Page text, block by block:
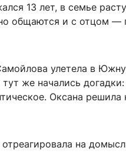
13 лет, в семье
общаются и с отцом —
улетела в
же начались
Оксана решила
на